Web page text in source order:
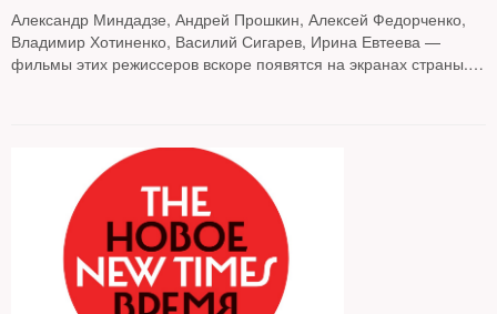
Александр Миндадзе, Андрей Прошкин, Алексей Федорченко,
Владимир Хотиненко, Василий Сигарев, Ирина Евтеева —
фильмы этих режиссеров вскоре появятся на экранах страны.